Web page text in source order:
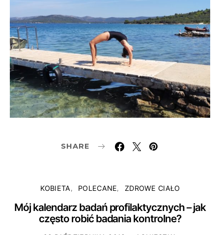
SHARE
KOBIETA POLECANE ZDROWE CIAŁO
Mój kalendarz badań profilaktycznych – jak
często robić badania kontrolne?